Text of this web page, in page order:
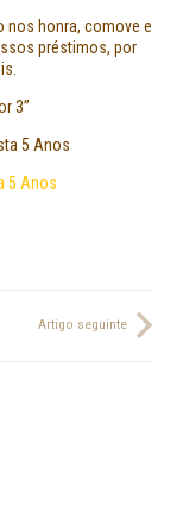
nos honra, comove e
préstimos, por
3”
5 Anos
5 Anos
Artigo seguinte